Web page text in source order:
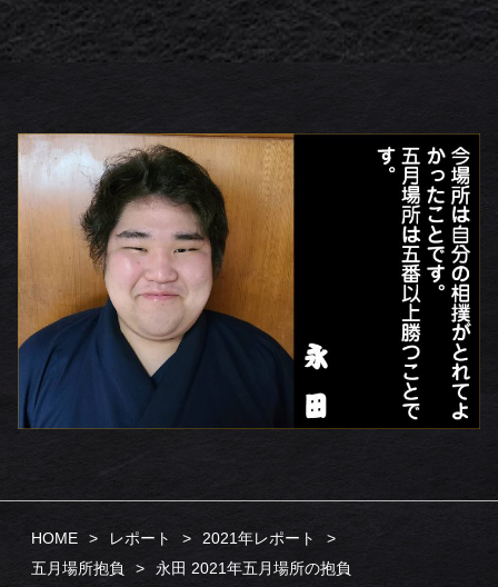
HOME レポート
2021年レポート
五月場所抱負
永田 2021年五月場所の抱負